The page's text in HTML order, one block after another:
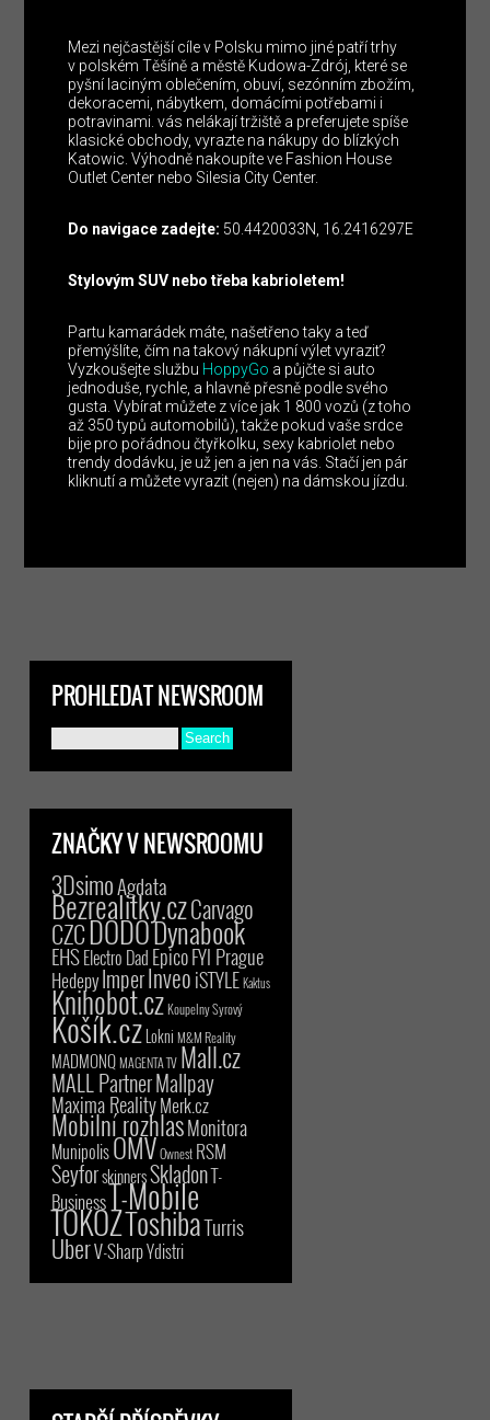
Mezi nejčastější cíle v Polsku mimo jiné patří trhy
v polském Těšíně a městě Kudowa-Zdrój, které se
pyšní laciným oblečením, obuví, sezónním zbožím,
dekoracemi, nábytkem, domácími potřebami i
potravinami. vás nelákají tržiště a preferujete spíše
klasické obchody, vyrazte na nákupy do blízkých
Katowic. Výhodně nakoupíte ve Fashion House
Outlet Center nebo Silesia City Center.
Do navigace zadejte: 50.4420033N, 16.2416297E
Stylovým SUV nebo třeba kabrioletem!
Partu kamarádek máte, našetřeno taky a teď
přemýšlíte, čím na takový nákupní výlet vyrazit?
Vyzkoušejte službu HoppyGo a půjčte si auto
jednoduše, rychle, a hlavně přesně podle svého
gusta. Vybírat můžete z více jak 1 800 vozů (z toho
až 350 typů automobilů), takže pokud vaše srdce
bije pro pořádnou čtyřkolku, sexy kabriolet nebo
trendy dodávku, je už jen a jen na vás. Stačí jen pár
kliknutí a můžete vyrazit (nejen) na dámskou jízdu.
PROHLEDAT NEWSROOM
ZNAČKY V NEWSROOMU
3DsimoAgdata
Bezrealitky.czCarvago
CZCDODODynabook
EHSElectro Dad EpicoFYI Prague
HedepyImperInveoiSTYLE Kaktus
Knihobot.czKoupelny Syrový
Košík.czLokni M&M Reality
MADMONQMAGENTA TV Mall.cz
MALL PartnerMallpay
Maxima RealityMerk.cz
Mobilní rozhlasMonitora
MunipolisOMVOwnest RSM
SeyforskinnersSkladonT-
BusinessT-Mobile
TOKOZToshibaTurris
UberV-SharpYdistri